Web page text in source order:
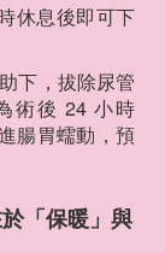
休息後即可下
下，拔除尿管
術後 24 小時
腸胃蠕動，預
「保暖」與